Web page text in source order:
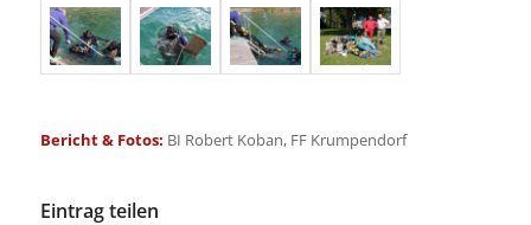
Bericht & Fotos: BI Robert Koban, FF Krumpendorf
Eintrag teilen